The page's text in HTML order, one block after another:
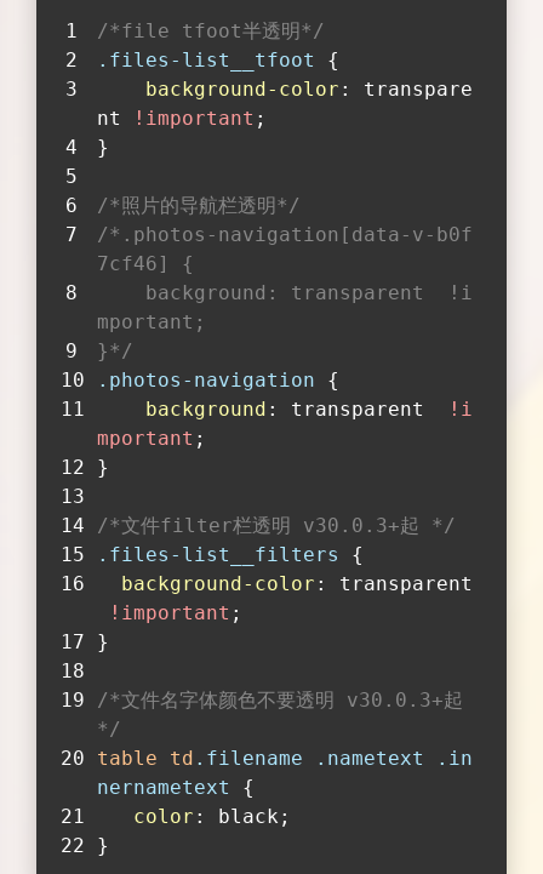
/*file tfoot半透明*/
.files-list__tfoot
{
background-color : transpare
nt
!important ;
}
/*照片的导航栏透明*/
/*.photos-navigation[data-v-b0f
7cf46] {
mportant;
}*/
.photos-navigation {
background : transparent
!i
mportant ;
}
/*文件filter栏透明 v30.0.3+起 */
.files-list__filters
{
background-color : transparent
!important ;
}
/*文件名字体颜色不要透明 v30.0.3+起
*/
table
td .filename .nametext
.in
nernametext
{
color : black;
}